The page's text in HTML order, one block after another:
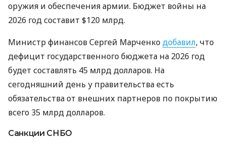
оружия и обеспечения армии. Бюджет войны на
2026 год составит $120 млрд.
Министр финансов Сергей Марченкодобавил, что
дефицит государственного бюджета на 2026 год
будет составлять 45 млрд долларов. На
сегодняшний день у правительства есть
обязательства от внешних партнеров по покрытию
всего 35 млрд долларов.
Санкции СНБО